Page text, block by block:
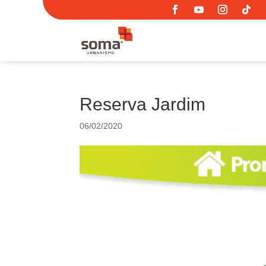
Reserva Jardim
06/02/2020